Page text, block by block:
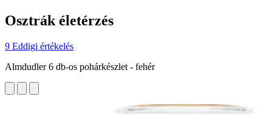
Osztrák életérzés
9 Eddigi értékelés
Almdudler 6 db-os pohárkészlet - fehér